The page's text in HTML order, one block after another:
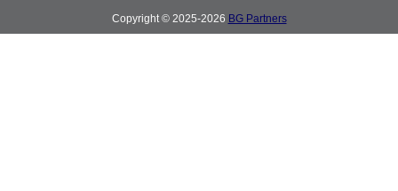
Copyright © 2025-2026 BG Partners